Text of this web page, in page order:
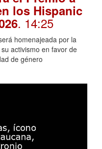
los Hispanic
. 14:25
homenajeada por la
activismo en favor de
de género